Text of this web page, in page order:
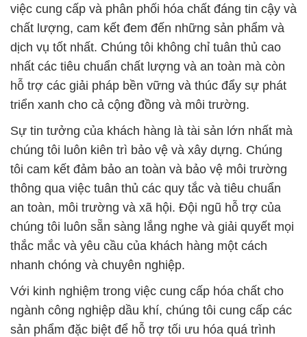
việc cung cấp và phân phối hóa chất đáng tin cậy và
chất lượng, cam kết đem đến những sản phẩm và
dịch vụ tốt nhất. Chúng tôi không chỉ tuân thủ cao
nhất các tiêu chuẩn chất lượng và an toàn mà còn
hỗ trợ các giải pháp bền vững và thúc đẩy sự phát
triển xanh cho cả cộng đồng và môi trường.
Sự tin tưởng của khách hàng là tài sản lớn nhất mà
chúng tôi luôn kiên trì bảo vệ và xây dựng. Chúng
tôi cam kết đảm bảo an toàn và bảo vệ môi trường
thông qua việc tuân thủ các quy tắc và tiêu chuẩn
an toàn, môi trường và xã hội. Đội ngũ hỗ trợ của
chúng tôi luôn sẵn sàng lắng nghe và giải quyết mọi
thắc mắc và yêu cầu của khách hàng một cách
nhanh chóng và chuyên nghiệp.
Với kinh nghiệm trong việc cung cấp hóa chất cho
ngành công nghiệp dầu khí, chúng tôi cung cấp các
sản phẩm đặc biệt để hỗ trợ tối ưu hóa quá trình